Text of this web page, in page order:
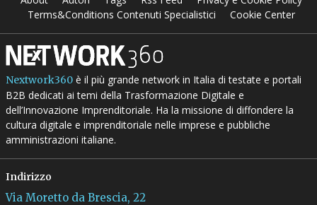
Terms&Conditions Contenuti Specialistici
Cookie Center
Nextwork360è il più grande network in Italia di testate e portali
B2B dedicati ai temi della Trasformazione Digitale e
dell’Innovazione Imprenditoriale. Ha la missione di diffondere la
cultura digitale e imprenditoriale nelle imprese e pubbliche
amministrazioni italiane.
Indirizzo
Via Moretto da Brescia, 22